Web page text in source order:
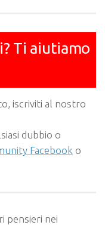
Ti aiutiamo
iscriviti al nostro
dubbio o
Facebook o
pensieri nei